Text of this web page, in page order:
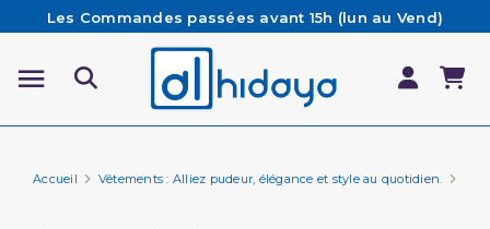
Les Commandes passées avant 15h (lun au Vend)
sont préparées et expédiées le jour même
Besoin d'aide ? Retrouvez notre FAQ
Livraison offerte à partir de 65€ d'achat*
Accueil Vêtements : Alliez pudeur, élégance et style au quotidien.